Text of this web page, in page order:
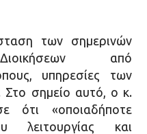
των σημερινών
από
υπηρεσίες των
Στο σημείο αυτό, ο κ.
ότι «οποιαδήποτε
λειτουργίας και